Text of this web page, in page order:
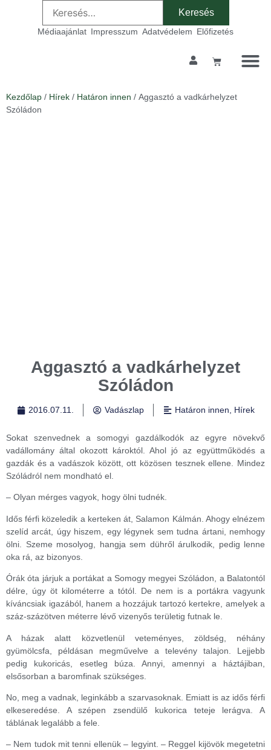
Médiaajánlat Impresszum Adatvédelem Előfizetés
Kezdőlap / Hírek / Határon innen / Aggasztó a vadkárhelyzet
Szóládon
Aggasztó a vadkárhelyzet
Szóládon
2016.07.11. Vadászlap Határon innen Hírek
Sokat szenvednek a somogyi gazdálkodók az egyre növekvő
vadállomány által okozott károktól. Ahol jó az együttműködés a
gazdák és a vadászok között, ott közösen tesznek ellene. Mindez
Szóládról nem mondható el.
– Olyan mérges vagyok, hogy ölni tudnék.
Idős férfi közeledik a kerteken át, Salamon Kálmán. Ahogy elnézem
szelíd arcát, úgy hiszem, egy légynek sem tudna ártani, nemhogy
ölni. Szeme mosolyog, hangja sem dühről árulkodik, pedig lenne
oka rá, az bizonyos.
Órák óta járjuk a portákat a Somogy megyei Szóládon, a Balatontól
délre, úgy öt kilométerre a tótól. De nem is a portákra vagyunk
kíváncsiak igazából, hanem a hozzájuk tartozó kertekre, amelyek a
száz-százötven méterre lévő vizenyős területig futnak le.
A házak alatt közvetlenül veteményes, zöldség, néhány
gyümölcsfa, példásan megművelve a televény talajon. Lejjebb
pedig kukoricás, esetleg búza. Annyi, amennyi a háztájiban,
elsősorban a baromfinak szükséges.
No, meg a vadnak, leginkább a szarvasoknak. Emiatt is az idős férfi
elkeseredése. A szépen zsendülő kukorica teteje lerágva. A
táblának legalább a fele.
– Nem tudok mit tenni ellenük – legyint. – Reggel kijövök megetetni